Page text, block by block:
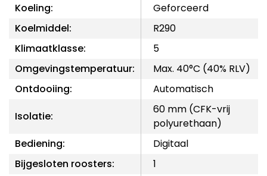
Koeling:
Geforceerd
Koelmiddel:
R290
Klimaatklasse:
5
Omgevingstemperatuur:
Max. 40°C (40% RLV)
Ontdooiing:
Automatisch
Isolatie:
60 mm (CFK-vrij
polyurethaan)
Bediening:
Digitaal
Bijgesloten roosters:
1